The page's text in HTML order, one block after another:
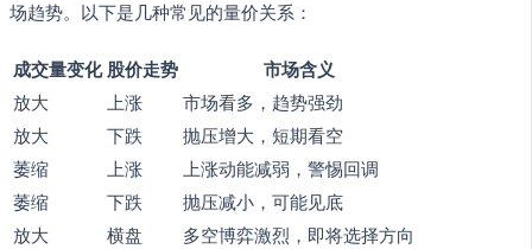
场趋势。以下是几种常见的量价关系：
成交量变化 股价走势
市场含义
放大
上涨
市场看多，趋势强劲
放大
下跌
抛压增大，短期看空
萎缩
上涨
上涨动能减弱，警惕回调
萎缩
下跌
抛压减小，可能见底
放大
横盘
多空博弈激烈，即将选择方向